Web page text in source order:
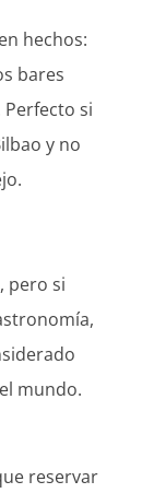
hechos:
bares
si
y no
pero si
mundo.
reservar